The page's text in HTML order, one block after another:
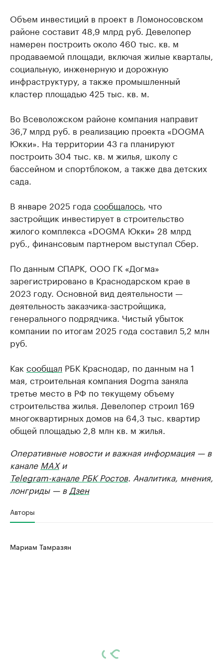
Объем инвестиций в проект в Ломоносовском
районе составит 48,9 млрд руб. Девелопер
намерен построить около 460 тыс. кв. м
продаваемой площади, включая жилые кварталы,
социальную, инженерную и дорожную
инфраструктуру, а также промышленный
кластер площадью 425 тыс. кв. м.
Во Всеволожском районе компания направит
36,7 млрд руб. в реализацию проекта «DOGMA
Юкки». На территории 43 га планируют
построить 304 тыс. кв. м жилья, школу с
бассейном и спортблоком, а также два детских
сада.
В январе 2025 года сообщалось , что
застройщик инвестирует в строительство
жилого комплекса «DOGMA Юкки» 28 млрд
руб., финансовым партнером выступал Сбер.
По данным СПАРК, ООО ГК «Догма»
зарегистрировано в Краснодарском крае в
2023 году. Основной вид деятельности —
деятельность заказчика-застройщика,
генерального подрядчика. Чистый убыток
компании по итогам 2025 года составил 5,2 млн
руб.
Как сообщал РБК Краснодар, по данным на 1
мая, строительная компания Dogma заняла
третье место в РФ по текущему объему
строительства жилья. Девелопер строил 169
многоквартирных домов на 64,3 тыс. квартир
общей площадью 2,8 млн кв. м жилья.
Оперативные новости и важная информация — в
канале MAXи
Telegram-канале РБК Ростов. Аналитика, мнения,
лонгриды — в Дзен
Авторы
Мариам Тамразян